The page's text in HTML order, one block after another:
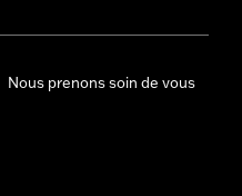
Nous prenons soin de vous